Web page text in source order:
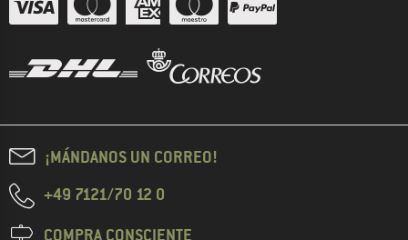
¡MÁNDANOS UN CORREO!
+49 7121/70 12 0
COMPRA CONSCIENTE